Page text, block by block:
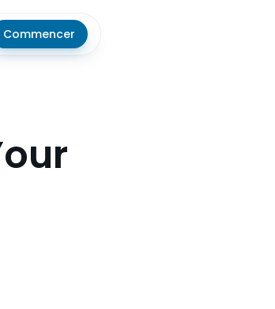
Commencer